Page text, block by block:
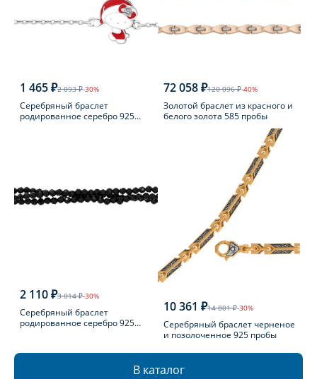
1 465 ₽2 093 ₽-30%
Серебряный браслет
родированное серебро 925
72 058 ₽120 096 ₽-40%
Золотой браслет из красного и
белого золота 585 пробы
2 110 ₽3 014 ₽-30%
Серебряный браслет
родированное серебро 925
10 361 ₽14 801 ₽-30%
Серебряный браслет черненое
и позолоченное 925 пробы
В каталог